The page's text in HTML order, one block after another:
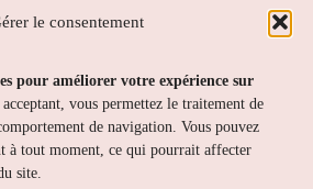
le consentement
pour améliorer votre expérience sur
vous permettez le traitement de
de navigation. Vous pouvez
à tout moment, ce qui pourrait affecter
site.